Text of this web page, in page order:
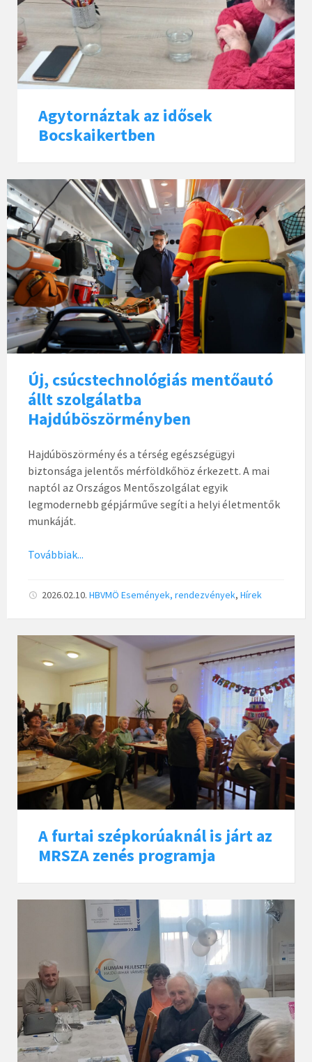
Agytornáztak az idősek
Bocskaikertben
Új, csúcstechnológiás mentőautó
állt szolgálatba
Hajdúböszörményben
Hajdúböszörmény és a térség egészségügyi
biztonsága jelentős mérföldkőhöz érkezett. A mai
naptól az Országos Mentőszolgálat egyik
legmodernebb gépjárműve segíti a helyi életmentők
munkáját.
Továbbiak...
2026.02.10. HBVMÖ Események, rendezvények, Hírek
A furtai szépkorúaknál is járt az
MRSZA zenés programja